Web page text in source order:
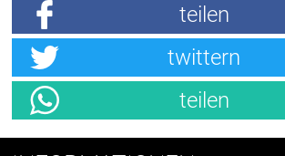
teilen
twittern
teilen